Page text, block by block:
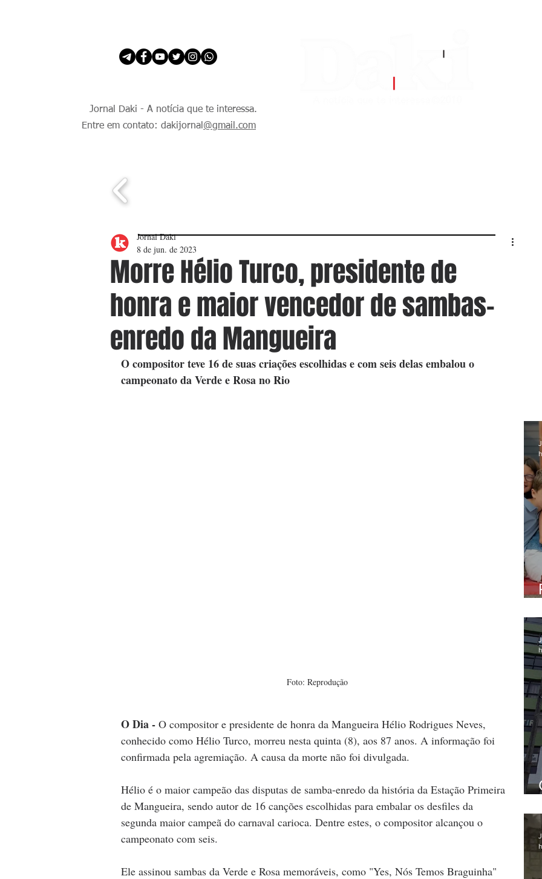
Jornal Daki - A notícia que te interessa.
Entre em contato: dakijornal @gmail.com
Morre Hélio Turco, presidente de
honra e maior vencedor de sambas-
enredo da Mangueira
Jornal Daki
8 de jun. de 2023
O compositor teve 16 de suas criações escolhidas e com seis delas embalou o
campeonato da Verde e Rosa no Rio
Foto: Reprodução
O Dia - O compositor e presidente de honra da Mangueira Hélio Rodrigues Neves,
conhecido como Hélio Turco, morreu nesta quinta (8), aos 87 anos. A informação foi
confirmada pela agremiação. A causa da morte não foi divulgada.
Hélio é o maior campeão das disputas de samba-enredo da história da Estação Primeira
de Mangueira, sendo autor de 16 canções escolhidas para embalar os desfiles da
segunda maior campeã do carnaval carioca. Dentre estes, o compositor alcançou o
campeonato com seis.
Ele assinou sambas da Verde e Rosa memoráveis, como "Yes, Nós Temos Braguinha"